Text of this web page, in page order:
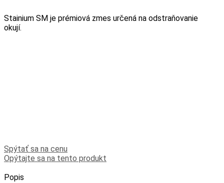
Stainium SM je prémiová zmes určená na odstraňovanie
okují.
Spýtať sa na cenu
Opýtajte sa na tento produkt
Popis